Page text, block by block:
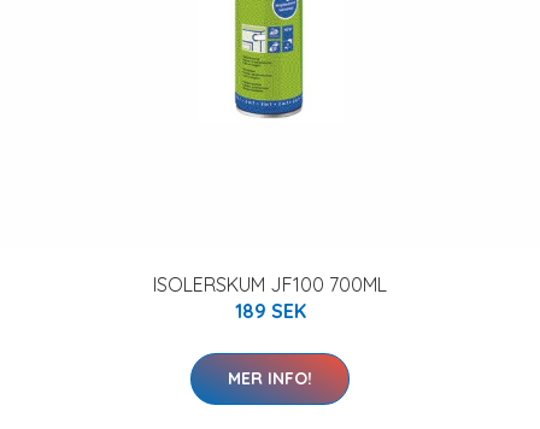
ISOLERSKUM JF100 700ML
189 SEK
MER INFO!